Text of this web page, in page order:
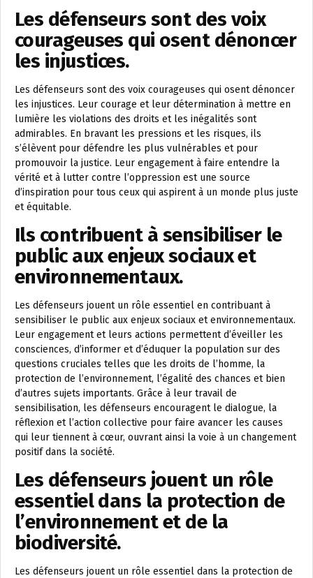
Les défenseurs sont des voix
courageuses qui osent dénoncer
les injustices.
Les défenseurs sont des voix courageuses qui osent dénoncer
les injustices. Leur courage et leur détermination à mettre en
lumière les violations des droits et les inégalités sont
admirables. En bravant les pressions et les risques, ils
s’élèvent pour défendre les plus vulnérables et pour
promouvoir la justice. Leur engagement à faire entendre la
vérité et à lutter contre l’oppression est une source
d’inspiration pour tous ceux qui aspirent à un monde plus juste
et équitable.
Ils contribuent à sensibiliser le
public aux enjeux sociaux et
environnementaux.
Les défenseurs jouent un rôle essentiel en contribuant à
sensibiliser le public aux enjeux sociaux et environnementaux.
Leur engagement et leurs actions permettent d’éveiller les
consciences, d’informer et d’éduquer la population sur des
questions cruciales telles que les droits de l’homme, la
protection de l’environnement, l’égalité des chances et bien
d’autres sujets importants. Grâce à leur travail de
sensibilisation, les défenseurs encouragent le dialogue, la
réflexion et l’action collective pour faire avancer les causes
qui leur tiennent à cœur, ouvrant ainsi la voie à un changement
positif dans la société.
Les défenseurs jouent un rôle
essentiel dans la protection de
l’environnement et de la
biodiversité.
Les défenseurs jouent un rôle essentiel dans la protection de